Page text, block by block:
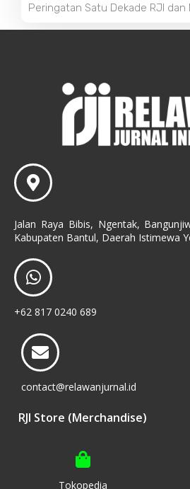
Peringatan Satu Dekade RJI dan
Jalan Raya Bibis, Ngentak,
Kabupaten Bantul, Daerah Istimewa
+62 817 0240 689
contact@relawanjurnal.id
RJI Store (Merchandise)
Tokopedia